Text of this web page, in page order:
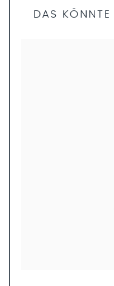
Bist du dir unsicher,
DAS